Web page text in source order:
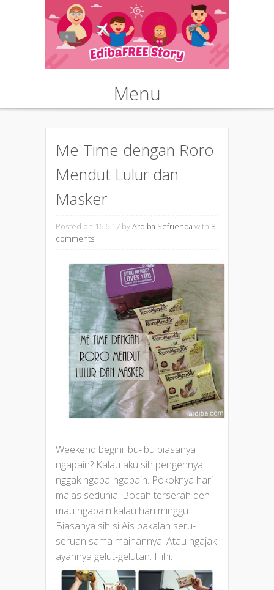
Menu
Me Time dengan Roro
Mendut Lulur dan
Masker
Posted on 16.6.17 byArdiba Sefrienda with 8
comments
Weekend begini ibu-ibu biasanya
ngapain? Kalau aku sih pengennya
nggak ngapa-ngapain. Pokoknya hari
malas sedunia. Bocah terserah deh
mau ngapain kalau hari minggu.
Biasanya sih si Ais bakalan seru-
seruan sama mainannya. Atau ngajak
ayahnya gelut-gelutan. Hihi.